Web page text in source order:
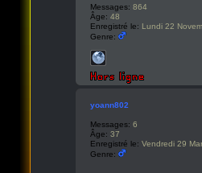
Messages: 864
Âge: 48
Enregistré le: Lundi 22
Genre:
yoann802
Messages: 6
Âge: 37
Enregistré le: Vendredi 29
Genre: